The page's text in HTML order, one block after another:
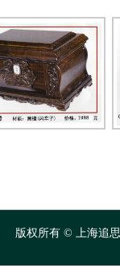
版权所有 © 上海追